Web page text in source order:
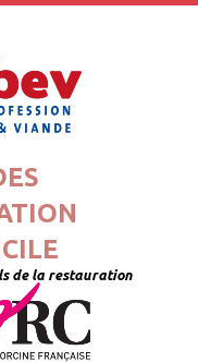
de la restauration